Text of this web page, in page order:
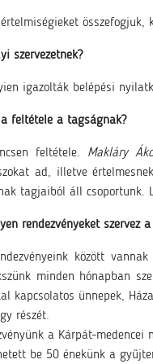
összefogjuk,
szervezetnek?
igazolták belépési
feltétele a tagságnak?
feltétele. Makláry
ad, illetve
tagjaiból áll csoportunk.
rendezvényeket szervez a
között
minden hónapban
kapcsolatos ünnepek,
részét.
a Kárpát-
be 50 énekünk a